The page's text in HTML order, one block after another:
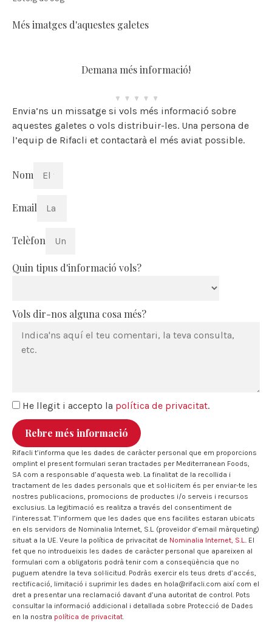
Més imatges d'aquestes galetes
Demana més informació!
Envia’ns un missatge si vols més informació sobre
aquestes galetes o vols distribuir-les. Una persona de
l’equip de Rifacli et contactarà el més aviat possible.
Nom
Email
Telèfon
Quin tipus d'informació vols?
Vols dir-nos alguna cosa més?
He llegit i accepto la política de privacitat.
Rebre més informació
Rifacli t’informa que les dades de caràcter personal que em proporcions
omplint el present formulari seran tractades per Mediterranean Foods,
SA com a responsable d’aquesta web. La finalitat de la recollida i
tractament de les dades personals que et sol·licitem és per enviar-te les
nostres publicacions, promocions de productes i/o serveis i recursos
exclusius. La legitimació es realitza a través del consentiment de
l’interessat. T’informem que les dades que ens facilites estaran ubicats
en els servidors de Nominalia Internet, S.L. (proveïdor d’email màrqueting)
situat a la UE. Veure la política de privacitat de Nominalia Internet, S.L.. El
fet que no introdueixis les dades de caràcter personal que apareixen al
formulari com a obligatoris podrà tenir com a conseqüència que no
puguem atendre la teva sol·licitud. Podràs exercir els teus drets d’accés,
rectificació, limitació i suprimir les dades en hola@rifacli.com així com el
dret a presentar una reclamació davant d’una autoritat de control. Pots
consultar la informació addicional i detallada sobre Protecció de Dades
en la nostra política de privacitat.